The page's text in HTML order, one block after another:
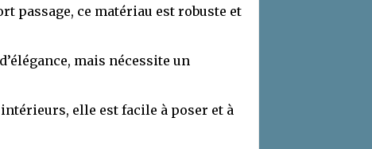
passage, ce matériau est robuste et
mais nécessite un
elle est facile à poser et à